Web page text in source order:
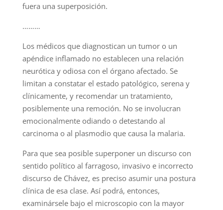
fuera una superposición.
………
Los médicos que diagnostican un tumor o un
apéndice inflamado no establecen una relación
neurótica y odiosa con el órgano afectado. Se
limitan a constatar el estado patológico, serena y
clínicamente, y recomendar un tratamiento,
posiblemente una remoción. No se involucran
emocionalmente odiando o detestando al
carcinoma o al plasmodio que causa la malaria.
Para que sea posible superponer un discurso con
sentido político al farragoso, invasivo e incorrecto
discurso de Chávez, es preciso asumir una postura
clínica de esa clase. Así podrá, entonces,
examinársele bajo el microscopio con la mayor